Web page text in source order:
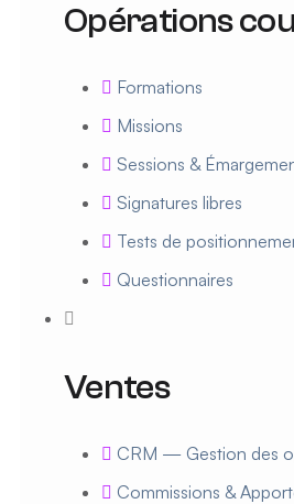
Opérations
Formations
Missions
Sessions &
Signatures libres
Tests de
Questionnaires
Ventes
CRM — Gestion des
Commissions &